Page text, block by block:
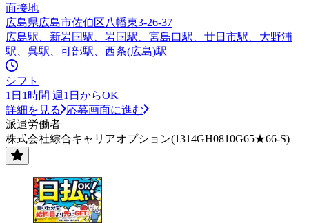
面接地
広島県広島市佐伯区八幡東3-26-37
広島駅、新岩国駅、岩国駅、宮島口駅、廿日市駅、大野浦
駅、呉駅、可部駅、西条(広島)駅
シフト
1日1時間 週1日からOK
詳細を見る
応募画面に進む
派遣労働者
株式会社綜合キャリアオプション(1314GH0810G65★66-S)